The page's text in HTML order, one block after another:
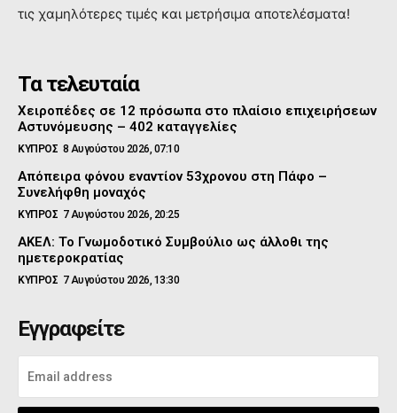
τις χαμηλότερες τιμές και μετρήσιμα αποτελέσματα!
Τα τελευταία
Χειροπέδες σε 12 πρόσωπα στο πλαίσιο επιχειρήσεων
Αστυνόμευσης – 402 καταγγελίες
ΚΥΠΡΟΣ 8 Αυγούστου 2026, 07:10
Απόπειρα φόνου εναντίον 53χρονου στη Πάφο –
Συνελήφθη μοναχός
ΚΥΠΡΟΣ 7 Αυγούστου 2026, 20:25
ΑΚΕΛ: Το Γνωμοδοτικό Συμβούλιο ως άλλοθι της
ημετεροκρατίας
ΚΥΠΡΟΣ 7 Αυγούστου 2026, 13:30
Εγγραφείτε